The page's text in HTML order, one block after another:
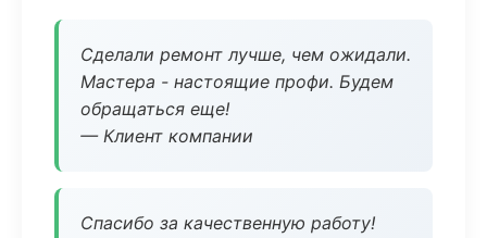
Сделали ремонт лучше, чем ожидали.
Мастера - настоящие профи. Будем
обращаться еще!
— Клиент компании
Спасибо за качественную работу!